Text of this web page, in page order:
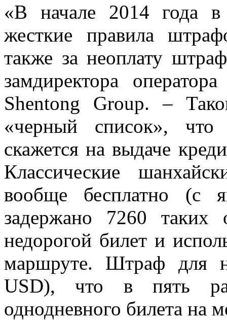
«В начале 2014 года
жесткие правила
также за неоплату
замдиректора
Shentong Group. –
«черный список», что
скажется на выдаче
Классические
вообще бесплатно (с
задержано 7260
недорогой билет и
маршруте. Штраф для
USD), что в пять
однодневного билета на